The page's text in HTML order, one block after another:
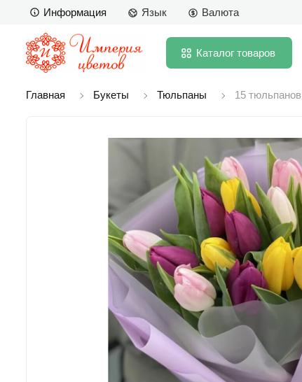
Информация Язык Валюта
Каталог товаров
Главная Букеты Тюльпаны 15 тюльпанов